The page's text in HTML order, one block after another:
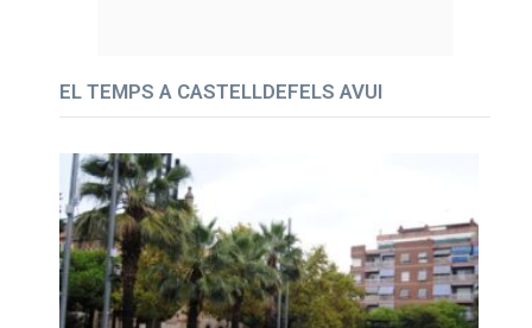
EL TEMPS A CASTELLDEFELS AVUI